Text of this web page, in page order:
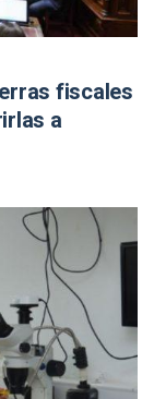
fiscales
a